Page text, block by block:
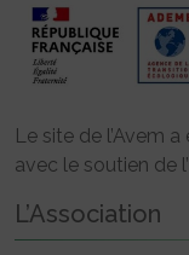
Le site de l’Avem
avec le soutien de l’
L’Association